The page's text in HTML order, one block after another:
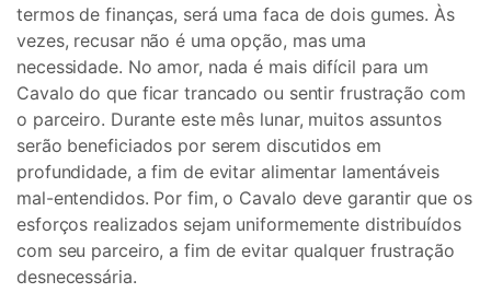
termos de finanças, será uma faca de dois gumes. Às
vezes, recusar não é uma opção, mas uma
necessidade. No amor, nada é mais difícil para um
Cavalo do que ficar trancado ou sentir frustração com
o parceiro. Durante este mês lunar, muitos assuntos
serão beneficiados por serem discutidos em
profundidade, a fim de evitar alimentar lamentáveis ​​
mal-entendidos. Por fim, o Cavalo deve garantir que os
esforços realizados sejam uniformemente distribuídos
com seu parceiro, a fim de evitar qualquer frustração
desnecessária.